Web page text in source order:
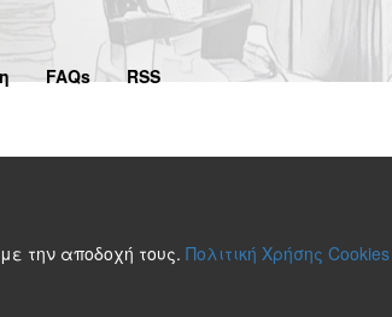
FAQs RSS
την αποδοχή τους. Πολιτική Χρήσης Cookies